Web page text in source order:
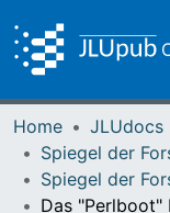
Home JLUdocs